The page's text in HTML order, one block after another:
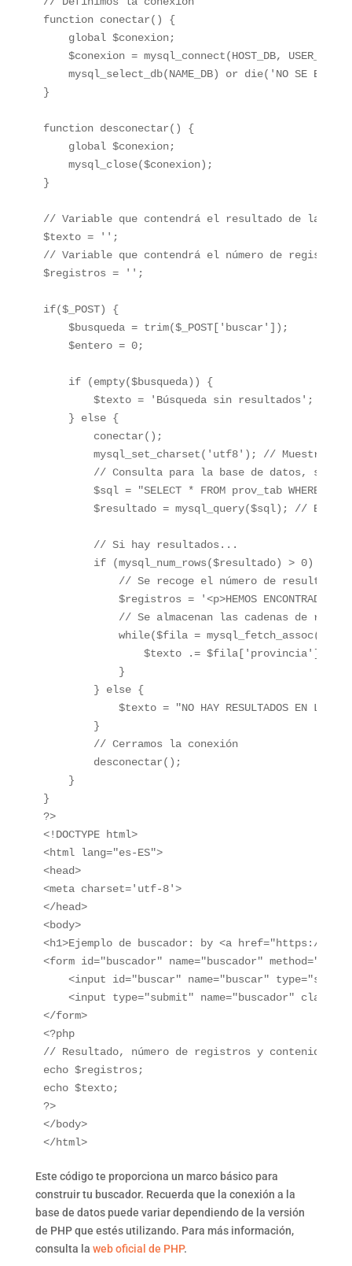
function conectar() {
    global $conexion;
$conexion = mysql_connect(HOST_DB, USER_DB,
mysql_select_db(NAME_DB) or die('NO SE
}
function desconectar() {
    global $conexion;
    mysql_close($conexion);
}
// Variable que contendrá el resultado de la
$texto = '';
// Variable que contendrá el número de registros
$registros = '';
if($_POST) {
    $busqueda = trim($_POST['buscar']);
    $entero = 0;
    if (empty($busqueda)) {
        $texto = 'Búsqueda sin resultados';
    } else {
        conectar();
mysql_set_charset('utf8'); // Muestra la
// Consulta para la base de datos, se
$sql = "SELECT * FROM prov_tab WHERE
$resultado = mysql_query($sql); //
        // Si hay resultados...
        if (mysql_num_rows($resultado) > 0) {
            // Se recoge el número de resultados
$registros = '<p>HEMOS ENCONTRADO '
// Se almacenan las cadenas de
while($fila =
$texto .= $fila['provincia'] .
            }
        } else {
$texto = "NO HAY RESULTADOS EN LA
        }
        // Cerramos la conexión
        desconectar();
    }
}
?>
<!DOCTYPE html>
<html lang="es-ES">
<head>
<meta charset='utf-8'>
</head>
<body>
<h1>Ejemplo de buscador: by <a href="https://
<form id="buscador" name="buscador"
<input id="buscar" name="buscar"
<input type="submit" name="buscador"
</form>
<?php
// Resultado, número de registros y contenido.
echo $registros;
echo $texto;
?>
</body>
</html>
Este código te proporciona un marco básico para
construir tu buscador. Recuerda que la conexión a la
base de datos puede variar dependiendo de la versión
de PHP que estés utilizando. Para más información,
consulta la web oficial de PHP.